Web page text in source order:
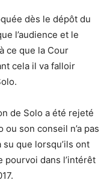
dès le dépôt du
l’audience et le
ce que la Cour
cela il va falloir
de Solo a été rejeté
son conseil n’a pas
que lorsqu’ils ont
pourvoi dans l’intérêt